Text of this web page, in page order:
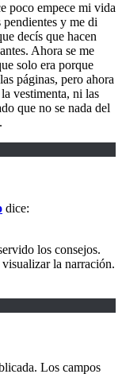
poco empece mi vida
y me di
decís que hacen
Ahora se me
solo era porque
páginas, pero ahora
vestimenta, ni las
que no se nada del
dice:
los consejos.
la narración.
Los campos